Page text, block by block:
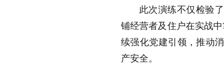
此次演练不仅检验
铺经营者及住户在实战
续强化党建引领，推动
产安全。